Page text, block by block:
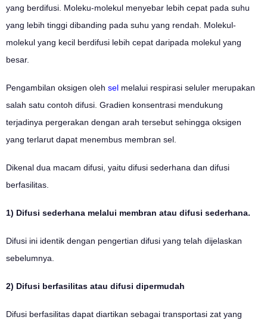
yang berdifusi. Moleku-molekul menyebar lebih cepat pada suhu
yang lebih tinggi dibanding pada suhu yang rendah. Molekul-
molekul yang kecil berdifusi lebih cepat daripada molekul yang
besar.
Pengambilan oksigen oleh sel melalui respirasi seluler merupakan
salah satu contoh difusi. Gradien konsentrasi mendukung
terjadinya pergerakan dengan arah tersebut sehingga oksigen
yang terlarut dapat menembus membran sel.
Dikenal dua macam difusi, yaitu difusi sederhana dan difusi
berfasilitas.
1) Difusi sederhana melalui membran atau difusi sederhana.
Difusi ini identik dengan pengertian difusi yang telah dijelaskan
sebelumnya.
2) Difusi berfasilitas atau difusi dipermudah
Difusi berfasilitas dapat diartikan sebagai transportasi zat yang